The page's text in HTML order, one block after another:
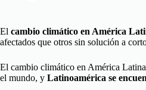
El cambio climático en América
afectados que otros sin solución a
El cambio climático en América Latina
el mundo, y Latinoamérica se